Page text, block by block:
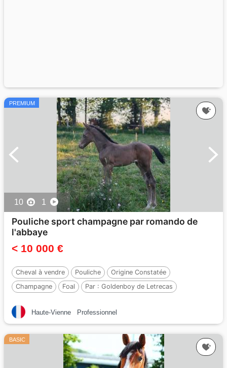
PREMIUM
10 1
Pouliche sport champagne par romando de
l'abbaye
< 10 000 €
Cheval à vendre Pouliche
Origine Constatée
Champagne
Foal Par : Goldenboy de Letrecas
Haute-Vienne Professionnel
BASIC